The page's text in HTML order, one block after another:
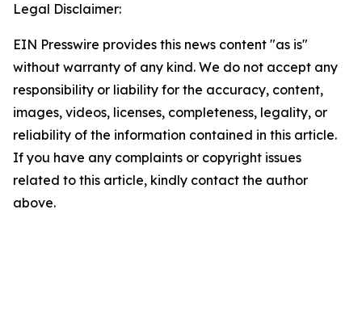
Legal Disclaimer:
EIN Presswire provides this news content "as is"
without warranty of any kind. We do not accept any
responsibility or liability for the accuracy, content,
images, videos, licenses, completeness, legality, or
reliability of the information contained in this article.
If you have any complaints or copyright issues
related to this article, kindly contact the author
above.